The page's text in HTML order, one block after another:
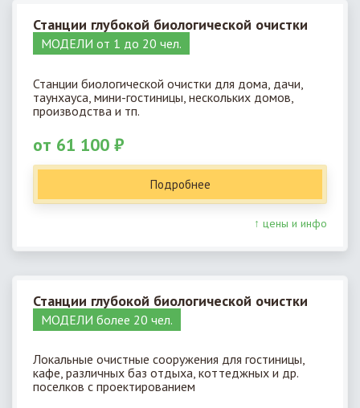
Станции глубокой биологической очистки
МОДЕЛИ от 1 до 20 чел.
Станции биологической очистки для дома, дачи,
таунхауса, мини-гостиницы, нескольких домов,
производства и тп.
от 61 100 ₽
Подробнее
↑ цены и инфо
Станции глубокой биологической очистки
МОДЕЛИ более 20 чел.
Локальные очистные сооружения для гостиницы,
кафе, различных баз отдыха, коттеджных и др.
поселков с проектированием